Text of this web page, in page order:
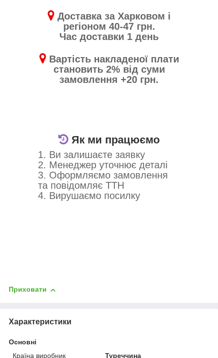
Як ми працюємо
1. Ви залишаєте заявку
2. Менеджер уточнює деталі
3. Оформляємо замовлення
та повідомляє ТТН
4. Вирушаємо посилку
Доставка за Харковом і
регіоном 40-47 грн.
Час доставки 1 день
Вартість накладеної плати
становить 2% від суми
замовлення +20 грн.
Приховати
Характеристики
Основні
Країна виробник
Туреччина